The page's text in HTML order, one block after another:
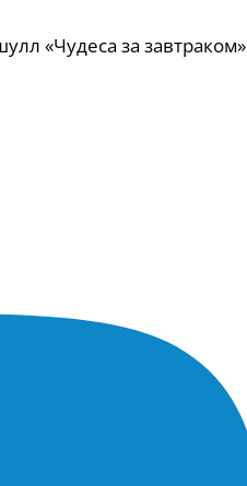
«Чудеса за завтраком»